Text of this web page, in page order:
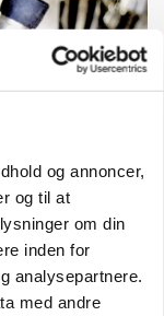
og annoncer,
og til at
om din
inden for
analysepartnere.
med andre